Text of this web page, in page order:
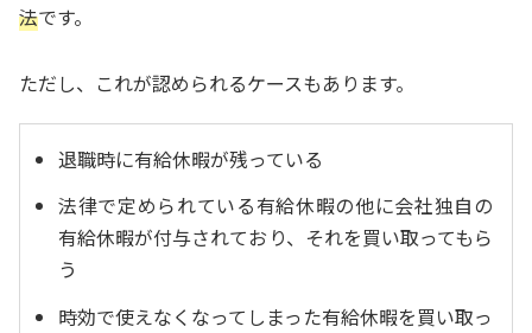
法です。
ただし、これが認められるケースもあります。
退職時に有給休暇が残っている
法律で定められている有給休暇の他に会社独自の
有給休暇が付与されており、それを買い取ってもら
う
時効で使えなくなってしまった有給休暇を買い取っ